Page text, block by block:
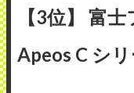
【3位】 富
Apeos C シ